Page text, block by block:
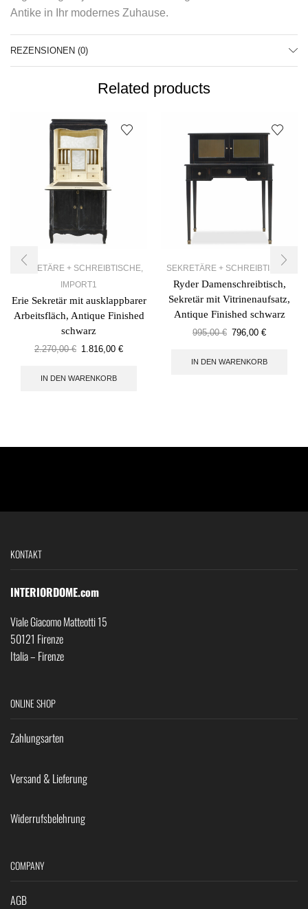
Antike in Ihr modernes Zuhause.
REZENSIONEN (0)
Related products
SEKRETÄRE + SCHREIBTISCHE
IMPORT1
Erie Sekretär mit ausklappbarer
Arbeitsfläch, Antique Finished
schwarz
2.270,00€ 1.816,00 €
IN DEN WARENKORB
SEKRETÄRE + SCHREIBTISCHE
Ryder Damenschreibtisch,
Sekretär mit Vitrinenaufsatz,
Antique Finished schwarz
995,00€ 796,00 €
IN DEN WARENKORB
KONTAKT
INTERIORDOME.com
Viale Giacomo Matteotti 15
50121 Firenze
Italia – Firenze
ONLINE SHOP
Zahlungsarten
Versand & Lieferung
Widerrufsbelehrung
COMPANY
AGB